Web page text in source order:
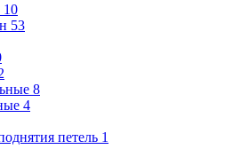
10
53
8
4
петель 1